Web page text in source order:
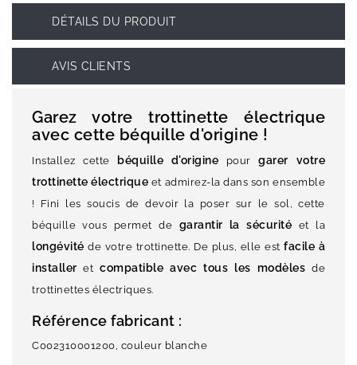
DÉTAILS DU PRODUIT
AVIS CLIENTS
Garez votre trottinette électrique
avec cette béquille d'origine !
Installez cette béquille d'origine pourgarer votre
trottinette électrique et admirez-la dans son ensemble
! Fini les soucis de devoir la poser sur le sol, cette
béquille vous permet de garantir la sécurité et la
longévité de votre trottinette. De plus, elle est facile à
installer etcompatible avec tous les modèles de
trottinettes électriques.
Référence fabricant :
C002310001200, couleur blanche